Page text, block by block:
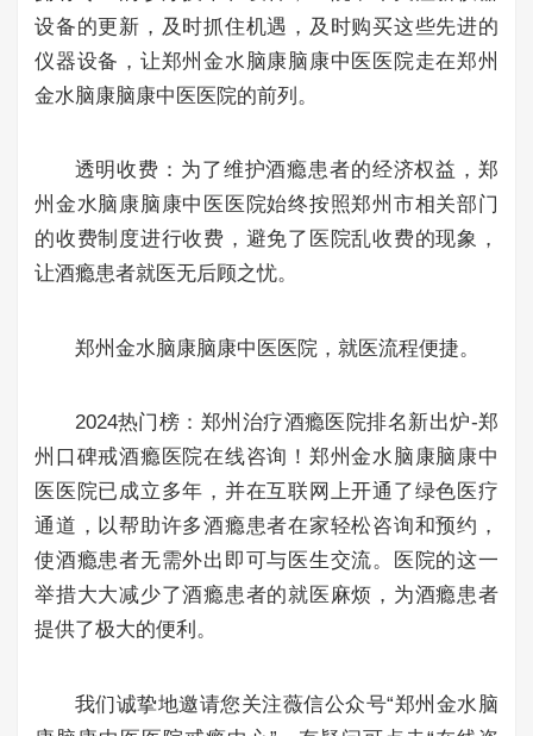
设备的更新，及时抓住机遇，及时购买这些先进的
仪器设备，让郑州金水脑康脑康中医医院走在郑州
金水脑康脑康中医医院的前列。
透明收费：为了维护酒瘾患者的经济权益，郑
州金水脑康脑康中医医院始终按照郑州市相关部门
的收费制度进行收费，避免了医院乱收费的现象，
让酒瘾患者就医无后顾之忧。
郑州金水脑康脑康中医医院，就医流程便捷。
2024热门榜：郑州治疗酒瘾医院排名新出炉-郑
州口碑戒酒瘾医院在线咨询！郑州金水脑康脑康中
医医院已成立多年，并在互联网上开通了绿色医疗
通道，以帮助许多酒瘾患者在家轻松咨询和预约，
使酒瘾患者无需外出即可与医生交流。医院的这一
举措大大减少了酒瘾患者的就医麻烦，为酒瘾患者
提供了极大的便利。
我们诚挚地邀请您关注薇信公众号“郑州金水脑